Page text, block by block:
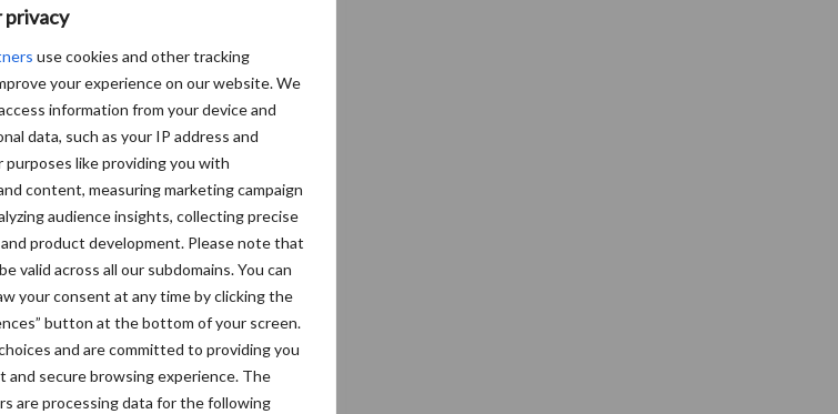
privacy
use cookies and other tracking
your experience on our website. We
information from your device and
data, such as your IP address and
purposes like providing you with
content, measuring marketing campaign
audience insights, collecting precise
product development. Please note that
valid across all our subdomains. You can
your consent at any time by clicking the
button at the bottom of your screen.
and are committed to providing you
and secure browsing experience. The
are processing data for the following